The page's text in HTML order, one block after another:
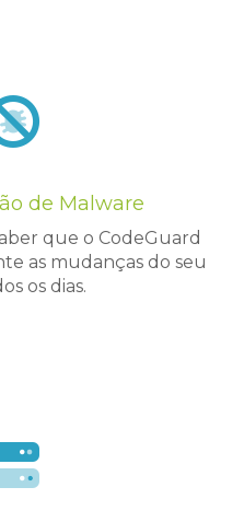
de Malware
que o CodeGuard
as mudanças do seu
os dias.